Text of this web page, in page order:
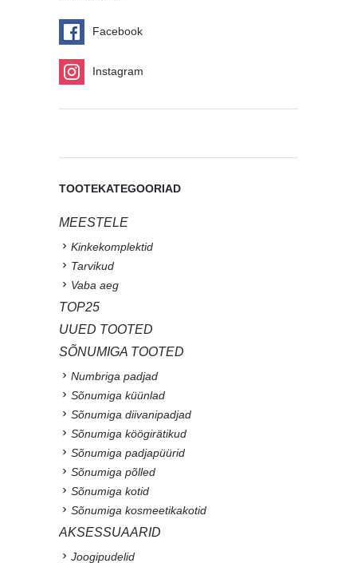
Facebook
Instagram
TOOTEKATEGOORIAD
MEESTELE
Kinkekomplektid
Tarvikud
Vaba aeg
TOP25
UUED TOOTED
SÕNUMIGA TOOTED
Numbriga padjad
Sõnumiga küünlad
Sõnumiga diivanipadjad
Sõnumiga köögirätikud
Sõnumiga padjapüürid
Sõnumiga põlled
Sõnumiga kotid
Sõnumiga kosmeetikakotid
AKSESSUAARID
Joogipudelid